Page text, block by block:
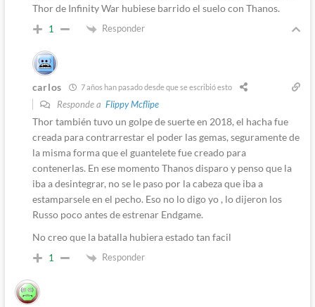
Thor de Infinity War hubiese barrido el suelo con Thanos.
1 Responder
carlos 7 años han pasado desde que se escribió esto
Responde a Flippy Mcflipe
Thor también tuvo un golpe de suerte en 2018, el hacha fue
creada para contrarrestar el poder las gemas, seguramente de
la misma forma que el guantelete fue creado para
contenerlas. En ese momento Thanos disparo y penso que la
iba a desintegrar, no se le paso por la cabeza que iba a
estamparsele en el pecho. Eso no lo digo yo , lo dijeron los
Russo poco antes de estrenar Endgame.
No creo que la batalla hubiera estado tan facil
1 Responder